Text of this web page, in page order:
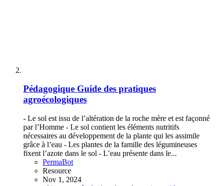
Pédagogique Guide des pratiques
agroécologiques
- Le sol est issu de l’altération de la roche mère et est façonné
par l’Homme - Le sol contient les éléments nutritifs
nécessaires au développement de la plante qui les assimile
grâce à l’eau - Les plantes de la famille des légumineuses
fixent l’azote dans le sol - L’eau présente dans le...
PermaBot
Resource
Nov 1, 2024